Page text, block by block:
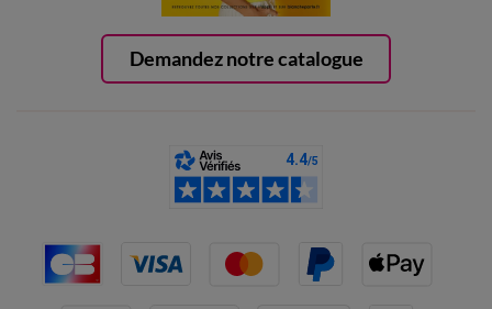
Demandez notre catalogue